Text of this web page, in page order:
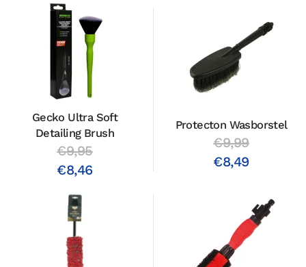
Gecko Ultra Soft
Detailing Brush
€9,95
€8,46
Protecton Wasborstel
€9,99
€8,49